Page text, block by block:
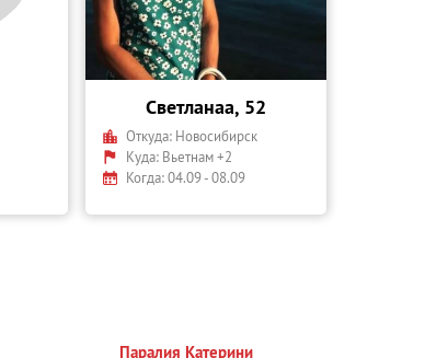
Светланаа, 52
Откуда: Новосибирск
Куда: Вьетнам +2
Когда: 04.09 - 08.09
Паралия Катерини